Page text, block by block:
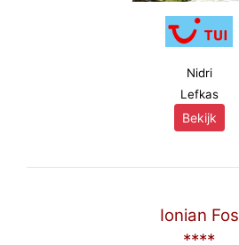
Nidri
Lefkas
Bekijk
Ionian Fos
****